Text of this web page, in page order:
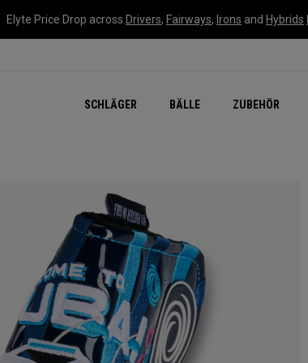
Elyte Price Drop across Drivers, Fairways, Irons and Hybrids
SCHLÄGER BÄLLE ZUBEHÖR